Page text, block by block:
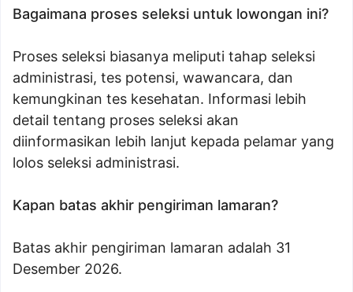
Bagaimana proses seleksi untuk lowongan ini?
Proses seleksi biasanya meliputi tahap seleksi
administrasi, tes potensi, wawancara, dan
kemungkinan tes kesehatan. Informasi lebih
detail tentang proses seleksi akan
diinformasikan lebih lanjut kepada pelamar yang
lolos seleksi administrasi.
Kapan batas akhir pengiriman lamaran?
Batas akhir pengiriman lamaran adalah 31
Desember 2026.